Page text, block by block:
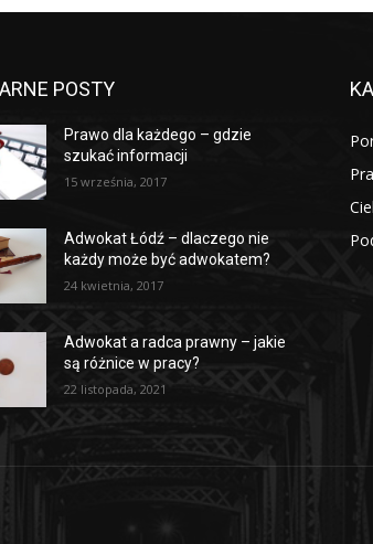
POSTY
Prawo dla każdego – gdzie
szukać informacji
15 września, 2017
Adwokat Łódź – dlaczego nie
każdy może być adwokatem?
24 kwietnia, 2017
Adwokat a radca prawny – jakie
są różnice w pracy?
22 listopada, 2021